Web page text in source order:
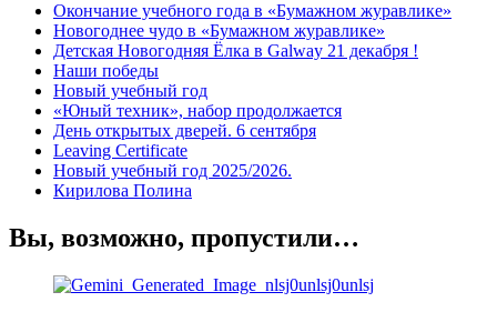
Окончание учебного года в «Бумажном журавлике»
Новогоднее чудо в «Бумажном журавлике»
Детская Новогодняя Ёлка в Galway 21 декабря !
Наши победы
Новый учебный год
«Юный техник», набор продолжается
День открытых дверей. 6 сентября
Leaving Certificate
Новый учебный год 2025/2026.
Кирилова Полина
Вы, возможно, пропустили…